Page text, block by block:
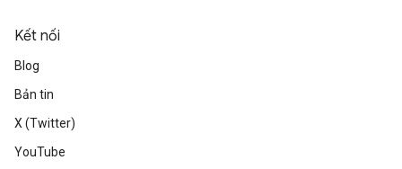
Kết nối
Blog
Bản tin
X (Twitter)
YouTube